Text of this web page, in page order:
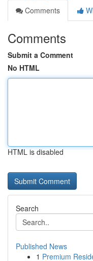
Comments
Comments
Submit a Comment
No HTML
HTML is disabled
Search
Published News
1 Premium